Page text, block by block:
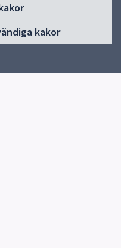
kakor